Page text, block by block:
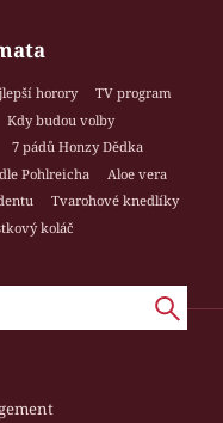
horory
TV program
Kdy budou volby
7 pádů Honzy Dědka
Pohlreicha
Aloe vera
Tvarohové knedlíky
koláč